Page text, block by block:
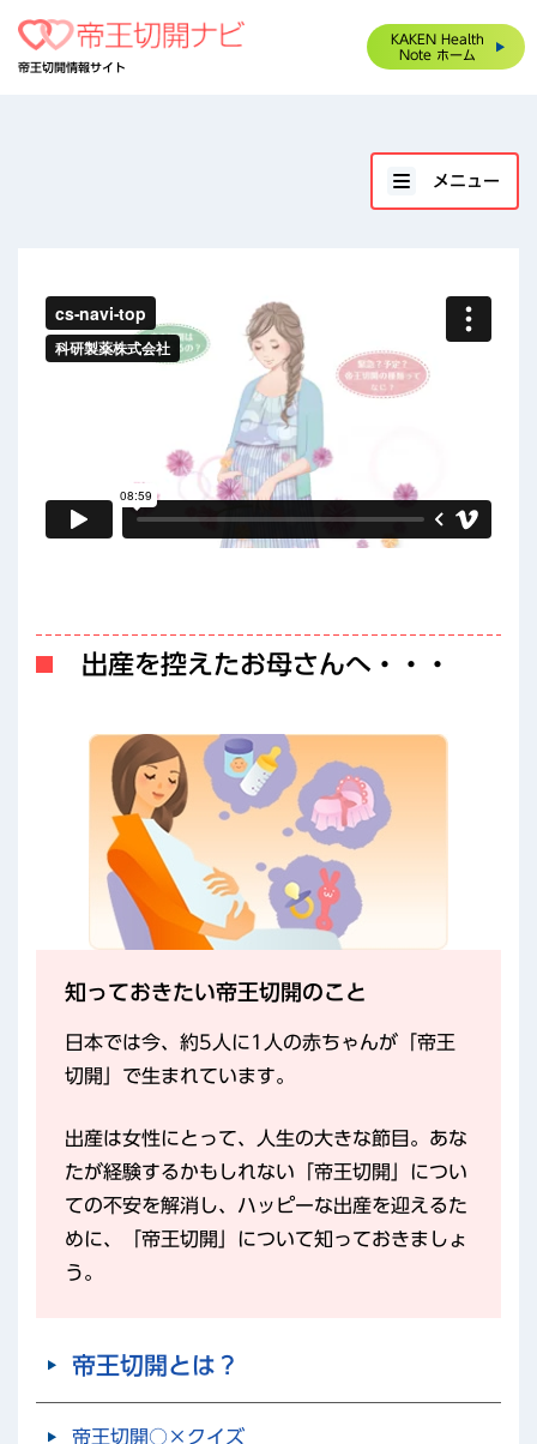
帝王切開情報サイト
KAKEN
Health
Note ホーム
メニュー
出産を控えたお母さんへ・・・
知っておきたい帝王切開のこと
日本では今、約5人に1人の赤ちゃんが「帝王
切開」で生まれています。
出産は女性にとって、人生の大きな節目。あな
たが経験するかもしれない「帝王切開」につい
ての不安を解消し、ハッピーな出産を迎えるた
めに、「帝王切開」について知っておきましょ
う。
帝王切開とは？
帝王切開○×クイズ